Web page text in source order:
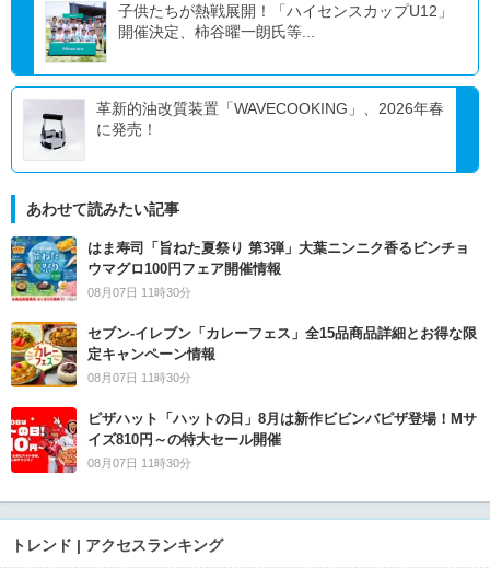
子供たちが熱戦展開！「ハイセンスカップU12」
開催決定、柿谷曜一朗氏等...
革新的油改質装置「WAVECOOKING」、2026年春
に発売！
あわせて読みたい記事
はま寿司「旨ねた夏祭り 第3弾」大葉ニンニク香るビンチョ
ウマグロ100円フェア開催情報
08月07日 11時30分
セブン‐イレブン「カレーフェス」全15品商品詳細とお得な限
定キャンペーン情報
08月07日 11時30分
ピザハット「ハットの日」8月は新作ビビンバピザ登場！Mサ
イズ810円～の特大セール開催
08月07日 11時30分
トレンド | アクセスランキング